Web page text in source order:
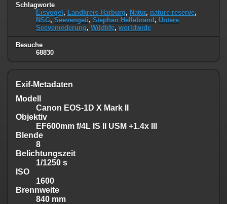
Schlagworte
Eisvogel , Landkreis Harburg, Natur, nature reserve,
NSG, Seevengeti, Stephan Hellebrand , Untere
Seeveniederung, Wildlife, worldwide
Besuche
68830
Exif-Metadaten
Modell
Canon EOS-1D X Mark II
Objektiv
EF600mm f/4L IS II USM +1.4x III
Blende
8
Belichtungszeit
1/1250 s
ISO
1600
Brennweite
840 mm